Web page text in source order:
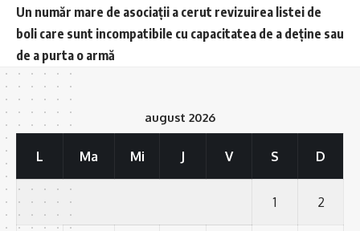
Un număr mare de asociații a cerut revizuirea listei de
boli care sunt incompatibile cu capacitatea de a deține sau
de a purta o armă
august 2026
L Ma Mi J V S D
1 2